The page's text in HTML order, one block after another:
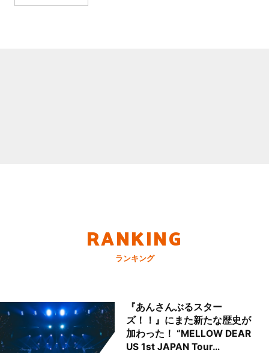
RANKING
ランキング
『あんさんぶるスター
ズ！！』にまた新たな歴史が
加わった！ “MELLOW DEAR
US 1st JAPAN Tour